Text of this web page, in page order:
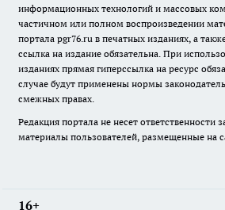
информационных технологий и массовых
частичном или полном воспроизведении
портала pgr76.ru в печатных изданиях, а
ссылка на издание обязательна. При
изданиях прямая гиперссылка на ресурс
случае будут применены нормы
смежных правах.
Редакция портала не несет ответственности
материалы пользователей, размещенные на
16+